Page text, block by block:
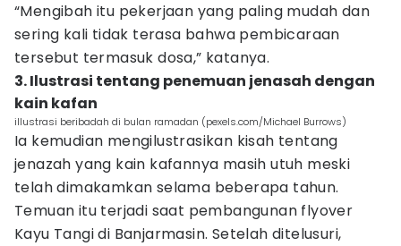
“Mengibah itu pekerjaan yang paling mudah dan
sering kali tidak terasa bahwa pembicaraan
tersebut termasuk dosa,” katanya.
3. Ilustrasi tentang penemuan jenasah dengan
kain kafan
illustrasi beribadah di bulan ramadan (pexels.com/Michael Burrows)
Ia kemudian mengilustrasikan kisah tentang
jenazah yang kain kafannya masih utuh meski
telah dimakamkan selama beberapa tahun.
Temuan itu terjadi saat pembangunan flyover
Kayu Tangi di Banjarmasin. Setelah ditelusuri,